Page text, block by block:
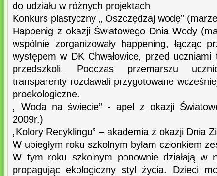
do udziału w różnych projektach
Konkurs plastyczny „ Oszczędzaj wodę”
Happenig z okazji Światowego Dnia Wody
wspólnie zorganizowały happening, łącząc
występem w DK Chwałowice, przed
przedszkoli. Podczas przemarszu
transparenty rozdawali przygotowane
proekologiczne.
„ Woda na świecie” - apel z okazji
2009r.)
„Kolory Recyklingu” – akademia z okazji Dnia
W ubiegłym roku szkolnym byłam członkiem
W tym roku szkolnym ponownie działają w
propagując ekologiczny styl życia. Dzieci